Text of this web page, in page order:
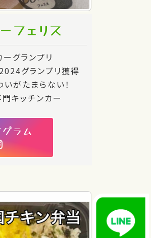
フェリス
グランプリ
グランプリ獲得
がたまらない！
キッチンカー
ラム